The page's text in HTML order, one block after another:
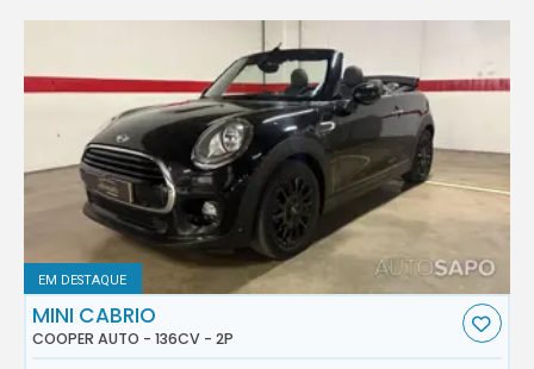
EM DESTAQUE
MINI CABRIO
COOPER AUTO - 136CV - 2P